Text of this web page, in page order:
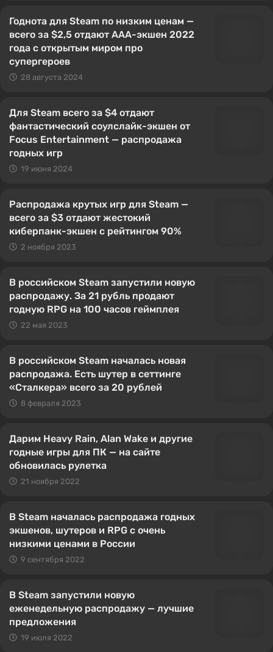
Годнота для Steam по низким ценам —
всего за $2,5 отдают AAA-экшен 2022
года с открытым миром про
супергероев
28 августа 2024
Для Steam всего за $4 отдают
фантастический соулслайк-экшен от
Focus Entertainment — распродажа
годных игр
19 июня 2024
Распродажа крутых игр для Steam —
всего за $3 отдают жестокий
киберпанк-экшен с рейтингом 90%
2 ноября 2023
В российском Steam запустили новую
распродажу. За 21 рубль продают
годную RPG на 100 часов геймплея
22 мая 2023
В российском Steam началась новая
распродажа. Есть шутер в сеттинге
«Сталкера» всего за 20 рублей
8 февраля 2023
Дарим Heavy Rain, Alan Wake и другие
годные игры для ПК — на сайте
обновилась рулетка
21 ноября 2022
В Steam началась распродажа годных
экшенов, шутеров и RPG с очень
низкими ценами в России
9 сентября 2022
В Steam запустили новую
еженедельную распродажу — лучшие
предложения
19 июля 2022